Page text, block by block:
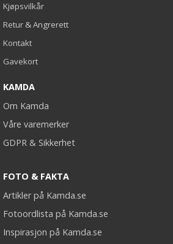
Kjøpsvilkår
Retur & Angrerett
Kontakt
Gavekort
KAMDA
Om Kamda
Våre varemerker
GDPR & Sikkerhet
FOTO & FAKTA
Artikler på Kamda.se
Fotoordlista på Kamda.se
Inspirasjon på Kamda.se